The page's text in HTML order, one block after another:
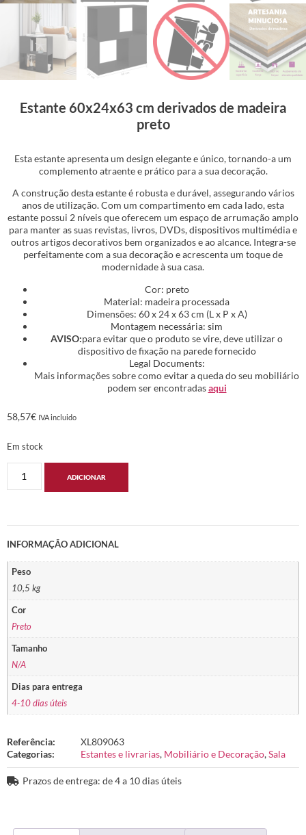
Estante 60x24x63 cm derivados de madeira
preto
Esta estante apresenta um design elegante e único, tornando-a um
complemento atraente e prático para a sua decoração.
A construção desta estante é robusta e durável, assegurando vários
anos de utilização. Com um compartimento em cada lado, esta
estante possui 2 níveis que oferecem um espaço de arrumação amplo
para manter as suas revistas, livros, DVDs, dispositivos multimédia e
outros artigos decorativos bem organizados e ao alcance. Integra-se
perfeitamente com a sua decoração e acrescenta um toque de
modernidade à sua casa.
Cor: preto
Material: madeira processada
Dimensões: 60 x 24 x 63 cm (L x P x A)
Montagem necessária: sim
AVISO:para evitar que o produto se vire, deve utilizar o
dispositivo de fixação na parede fornecido
Legal Documents:
Mais informações sobre como evitar a queda do seu mobiliário
podem ser encontradasaqui
58,57€ IVA incluido
Em stock
ADICIONAR
INFORMAÇÃO ADICIONAL
Peso
10,5 kg
Cor
Preto
Tamanho
N/A
Dias para entrega
4-10 dias úteis
Referência:
XL809063
Categorias:
Estantes e livrarias, Mobiliário e Decoração,Sala
Prazos de entrega: de 4 a 10 dias úteis